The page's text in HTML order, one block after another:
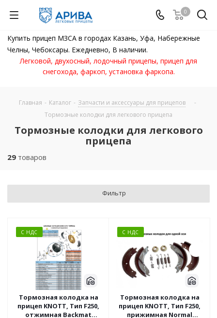
0
Купить прицеп МЗСА в городах Казань, Уфа, Набережные
Челны, Чебоксары. Ежедневно, В наличии.
Легковой, двухосный, лодочный прицепы, прицеп для
снегохода, фаркоп, установка фаркопа.
Главная - Каталог - Запчасти и аксессуары для прицепов
-
Тормозные колодки для легкового прицепа
Тормозные колодки для легкового
прицепа
29 товаров
Фильтр
С НДС
Тормозная колодка на
прицеп KNOTT, Тип F250,
отжимная Backmat
С НДС
Тормозная колодка на
прицеп KNOTT, Тип F250,
прижимная Normal